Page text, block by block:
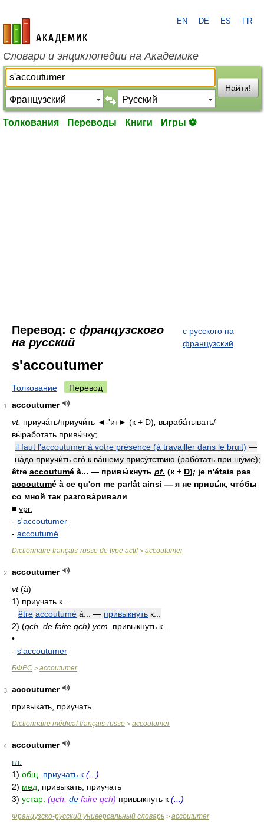
academic.ru
EN DE ES FR
Словари и энциклопедии на Академике
Найти!
Толкования Переводы Книги Игры ⚽
Перевод: с французского
на русский
с русского на
французский
s'accoutumer
Толкование Перевод
1
accoutumer
vt. приуча́ть/приучи́ть ◄-'ит► (к + D); выраба́тывать/
вы́работать привы́чку;
il faut l'accoutumer à votre présence (à travailler dans le bruit) —
на́до приучи́ть его́ к ва́шему прису́тствию (рабо́тать при шу́ме);
être accoutumé à... — привы́кнуть pf. (к + D); je n'étais pas
accoutumé à ce qu'on me parlât ainsi — я не привы́к, что́бы
со мной так разгова́ривали
■ vpr.
- s'accoutumer
- accoutumé
Dictionnaire français-russe de type actif> accoutumer
2
accoutumer
vt(à)
1) приучать к...
être accoutumé à... — привыкнуть к...
2) (qch, de faire qch) уст.
привыкнуть к...
•
- s'accoutumer
БФРС > accoutumer
3
accoutumer
привыкать, приучать
Dictionnaire médical français-russe > accoutumer
4
accoutumer
гл.
1) общ. приучать к (...)
2) мед.
привыкать, приучать
3) устар. (qch, de faire qch) привыкнуть к (...)
Французско-русский универсальный словарь > accoutumer